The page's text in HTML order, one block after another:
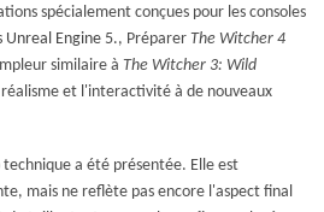
spécialement conçues pour les consoles
Unreal Engine 5., Préparer The Witcher 4
similaire à The Witcher 3: Wild
réalisme et l'interactivité à de nouveaux
a été présentée. Elle est
mais ne reflète pas encore l'aspect final